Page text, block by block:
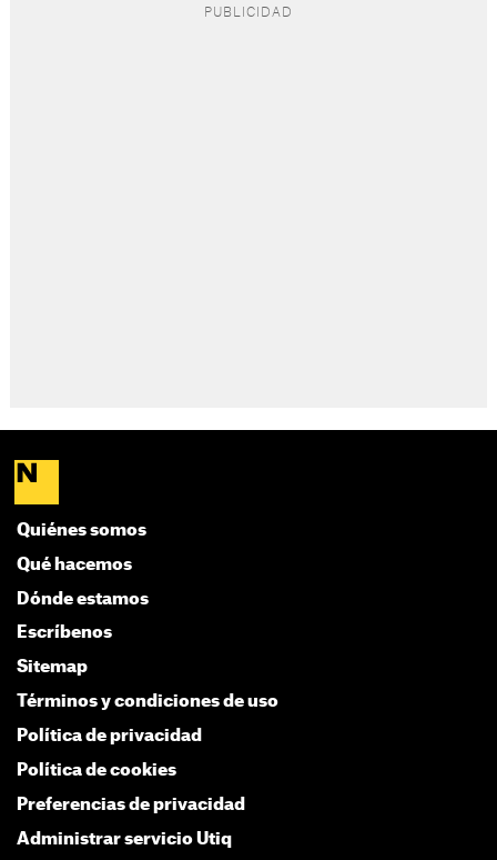
Quiénes somos
Qué hacemos
Dónde estamos
Escríbenos
Sitemap
Términos y condiciones de uso
Política de privacidad
Política de cookies
Preferencias de privacidad
Administrar servicio Utiq